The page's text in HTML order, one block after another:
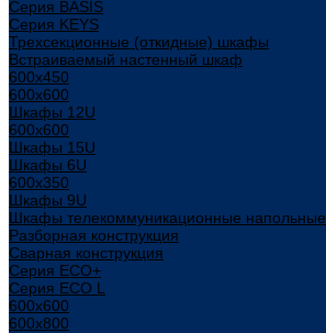
Cерия BASIS
Cерия KEYS
Трехсекционные (откидные) шкафы
Встраиваемый настенный шкаф
600x450
600x600
Шкафы 12U
600x600
Шкафы 15U
Шкафы 6U
600x350
Шкафы 9U
Шкафы телекоммуникационные напольные
Разборная конструкция
Сварная конструкция
Серия ECO+
Серия ECO L
600x600
600x800